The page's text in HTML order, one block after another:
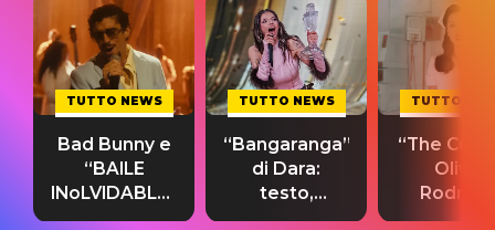
TUTTO NEWS
Bad Bunny e
“BAILE
INoLVIDABLE”:
testo,
TUTTO NEWS
“Bangaranga”
di Dara:
testo,
traduzione e
TUTTO
“The
Olivia
testo,